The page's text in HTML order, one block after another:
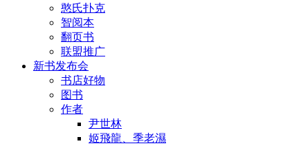
憨氏扑克
智阅本
翻页书
联盟推广
新书发布会
书店好物
图书
作者
尹世林
姬飛龍、季老濕